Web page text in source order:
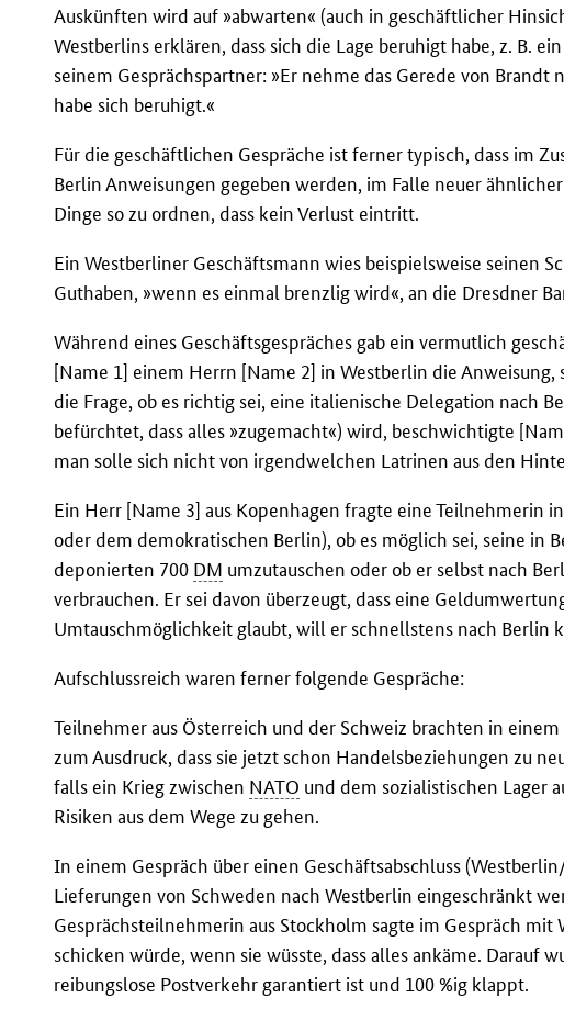
Auskünften wird auf »abwarten« (auch in geschäftlicher
Westberlins erklären, dass sich die Lage beruhigt habe, z. B.
seinem Gesprächspartner: »Er nehme das Gerede von
habe sich beruhigt.«
Für die geschäftlichen Gespräche ist ferner typisch, dass im
Berlin Anweisungen gegeben werden, im Falle neuer
Dinge so zu ordnen, dass kein Verlust eintritt.
Ein Westberliner Geschäftsmann wies beispielsweise seinen
Guthaben, »wenn es einmal brenzlig wird«, an die Dresdner
Während eines Geschäftsgespräches gab ein vermutlich
[Name 1] einem Herrn [Name 2] in Westberlin die Anweisung,
die Frage, ob es richtig sei, eine italienische Delegation nach
befürchtet, dass alles »zugemacht«) wird, beschwichtigte
man solle sich nicht von irgendwelchen Latrinen aus den
Ein Herr [Name 3] aus Kopenhagen fragte eine Teilnehmerin
oder dem demokratischen Berlin), ob es möglich sei, seine in
deponierten 700 DM umzutauschen oder ob er selbst nach
verbrauchen. Er sei davon überzeugt, dass eine
Umtauschmöglichkeit glaubt, will er schnellstens nach Berlin
Aufschlussreich waren ferner folgende Gespräche:
Teilnehmer aus Österreich und der Schweiz brachten in
zum Ausdruck, dass sie jetzt schon Handelsbeziehungen zu
falls ein Krieg zwischen NATO und dem sozialistischen Lager
Risiken aus dem Wege zu gehen.
In einem Gespräch über einen Geschäftsabschluss
Lieferungen von Schweden nach Westberlin eingeschränkt
Gesprächsteilnehmerin aus Stockholm sagte im Gespräch mit
schicken würde, wenn sie wüsste, dass alles ankäme. Darauf
reibungslose Postverkehr garantiert ist und 100 %ig klappt.